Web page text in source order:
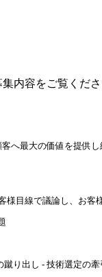
内容をご覧くだ
へ最大の価値を提
目線で議論し、お客
り出し - 技術選定の牽